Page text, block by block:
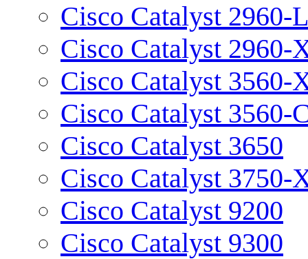
Cisco Catalyst 2960-L
Cisco Catalyst 2960-
Cisco Catalyst 3560-
Cisco Catalyst 3560-
Cisco Catalyst 3650
Cisco Catalyst 3750-
Cisco Catalyst 9200
Cisco Catalyst 9300